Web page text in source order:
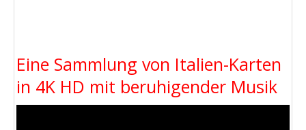
Eine Sammlung von Italien-Karten
in 4K HD mit beruhigender Musik